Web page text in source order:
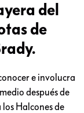
del
de
e involucra
después de
Halcones de